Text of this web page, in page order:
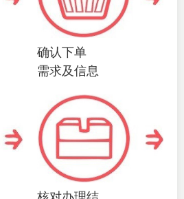
确认下单
需求及信息